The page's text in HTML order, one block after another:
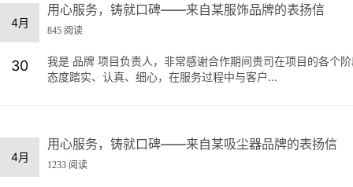
4月
30
用心服务，铸就口碑——来自某服饰品牌的表扬信
845 阅读
我是 品牌 项目负责人，非常感谢合作期间贵司在项目的各个
态度踏实、认真、细心，在服务过程中与客户...
4月
用心服务，铸就口碑——来自某吸尘器品牌的表扬信
1233 阅读